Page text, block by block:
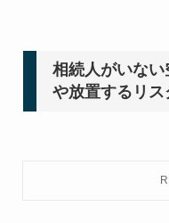
相続人がいな
や放置するリス